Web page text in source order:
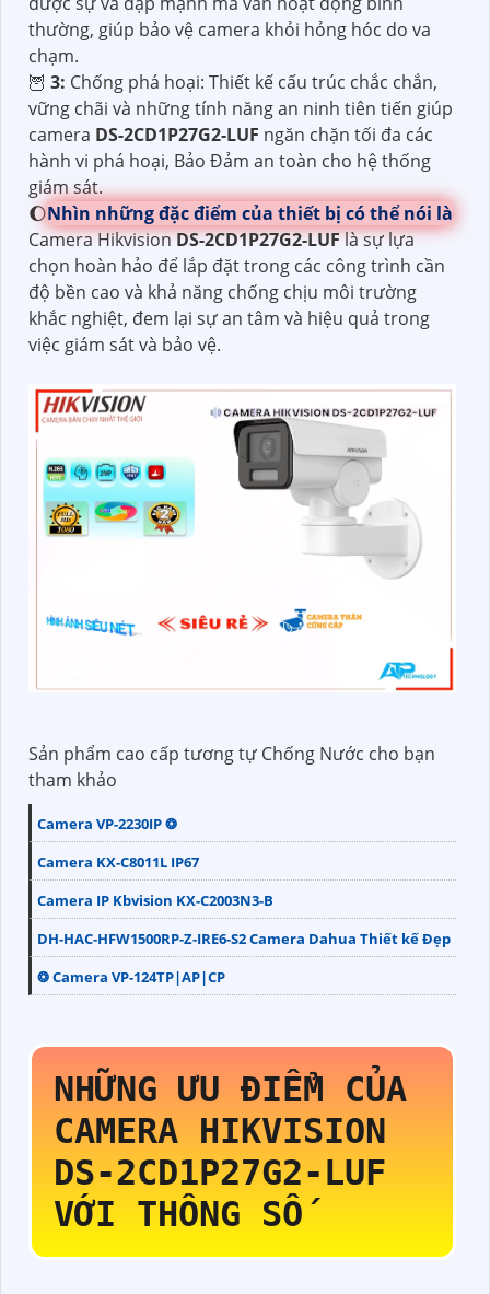
thường, giúp bảo vệ camera khỏi hỏng hóc do va
chạm.
🦉 3: Chống phá hoại: Thiết kế cấu trúc chắc chắn,
vững chãi và những tính năng an ninh tiên tiến giúp
camera DS-2CD1P27G2-LUF ngăn chặn tối đa các
hành vi phá hoại, Bảo Đảm an toàn cho hệ thống
giám sát.
🌔Nhìn những đặc điểm của thiết bị có thể nói là
Camera HikvisionDS-2CD1P27G2-LUFlà sự lựa
chọn hoàn hảo để lắp đặt trong các công trình cần
độ bền cao và khả năng chống chịu môi trường
khắc nghiệt, đem lại sự an tâm và hiệu quả trong
việc giám sát và bảo vệ.
Sản phẩm cao cấp tương tự Chống Nước cho bạn
tham khảo
Camera VP-2230IP ❂
Camera KX-C8011L IP67
Camera IP Kbvision KX-C2003N3-B
DH-HAC-HFW1500RP-Z-IRE6-S2 Camera Dahua Thiết kế Đẹp
❂ Camera VP-124TP|AP|CP
NHỮNG ƯU ĐIỂM CỦA
CAMERA HIKVISION
DS-2CD1P27G2-LUF
VỚI THÔNG SỐ